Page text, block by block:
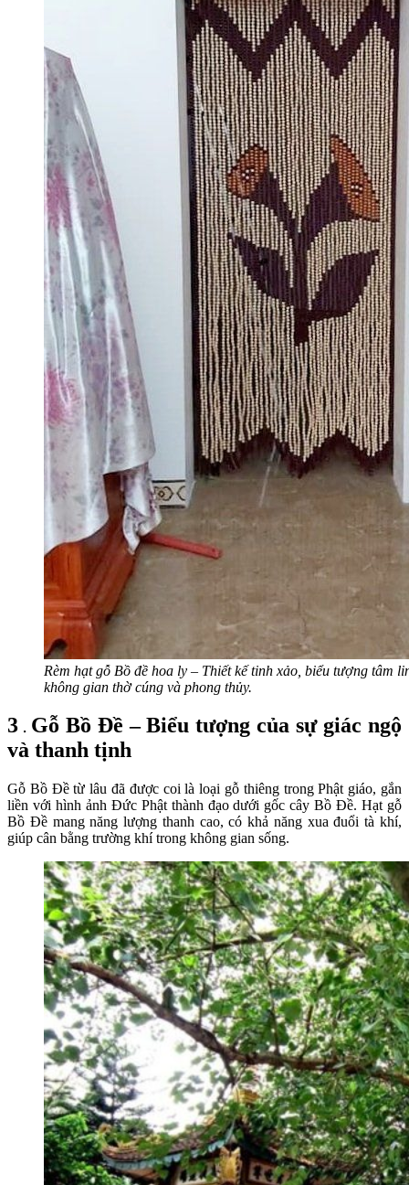
Rèm hạt gỗ Bồ đề hoa ly – Thiết kế tinh xảo, biểu tượng tâm
không gian thờ cúng và phong thủy.
3 . Gỗ Bồ Đề – Biểu tượng của sự giác ngộ
và thanh tịnh
Gỗ Bồ Đề từ lâu đã được coi là loại gỗ thiêng trong Phật giáo, gắn
liền với hình ảnh Đức Phật thành đạo dưới gốc cây Bồ Đề. Hạt gỗ
Bồ Đề mang năng lượng thanh cao, có khả năng xua đuổi tà khí,
giúp cân bằng trường khí trong không gian sống.